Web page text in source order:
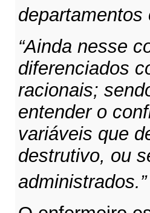
“Ainda nesse
diferenciados
racionais;
entender o
variáveis que
destrutivo, ou
administrados.”